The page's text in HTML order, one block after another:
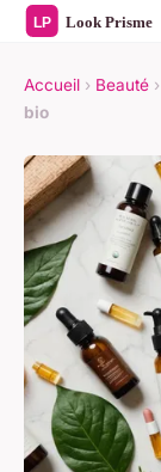
Accueil › Beauté ›
bio